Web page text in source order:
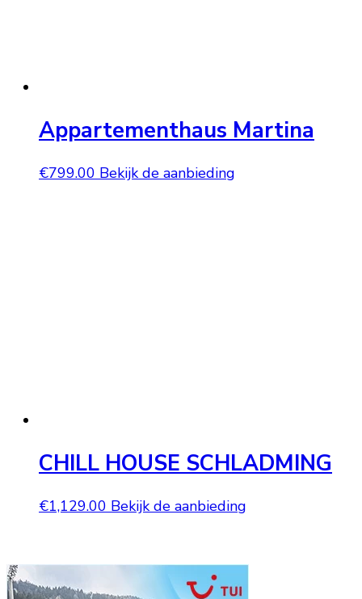
Appartementhaus Martina
€799.00 Bekijk de aanbieding
CHILL HOUSE SCHLADMING
€1,129.00 Bekijk de aanbieding